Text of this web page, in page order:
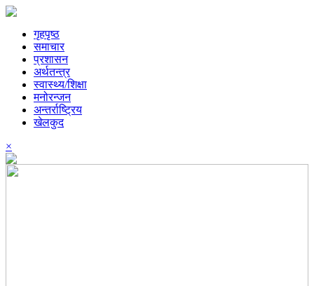
गृहपृष्ठ
समाचार
प्रशासन
अर्थतन्त्र
स्वास्थ्य/शिक्षा
मनोरन्जन
अन्तर्राष्ट्रिय
खेलकुद
×